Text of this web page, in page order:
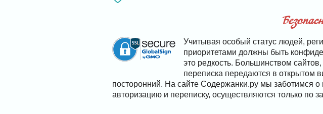
Учитывая особый статус людей,
приоритетами должны быть
это редкость. Большинством
переписка передаются в открытом
посторонний. На сайте Содержанки.ру мы заботимся
авторизацию и переписку, осуществляются только